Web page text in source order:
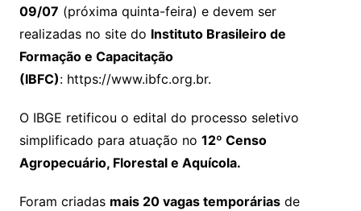
09/07 (próxima quinta-feira) e devem ser
realizadas no site do Instituto Brasileiro de
Formação e Capacitação
(IBFC): https://www.ibfc.org.br.
O IBGE retificou o edital do processo seletivo
simplificado para atuação no 12º Censo
Agropecuário, Florestal e Aquícola.
Foram criadas mais 20 vagas temporáriasde